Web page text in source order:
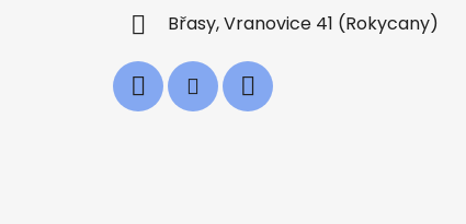
Břasy, Vranovice 41 (Rokycany)